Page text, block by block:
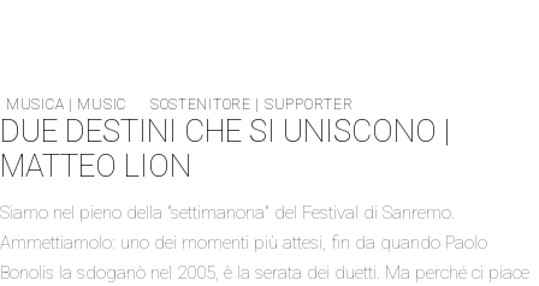
MUSICA | MUSIC SOSTENITORE | SUPPORTER
DUE DESTINI CHE SI UNISCONO |
MATTEO LION
Siamo nel pieno della "settimanona" del Festival di Sanremo.
Ammettiamolo: uno dei momenti più attesi, fin da quando Paolo
Bonolis la sdoganò nel 2005, è la serata dei duetti. Ma perché ci piace